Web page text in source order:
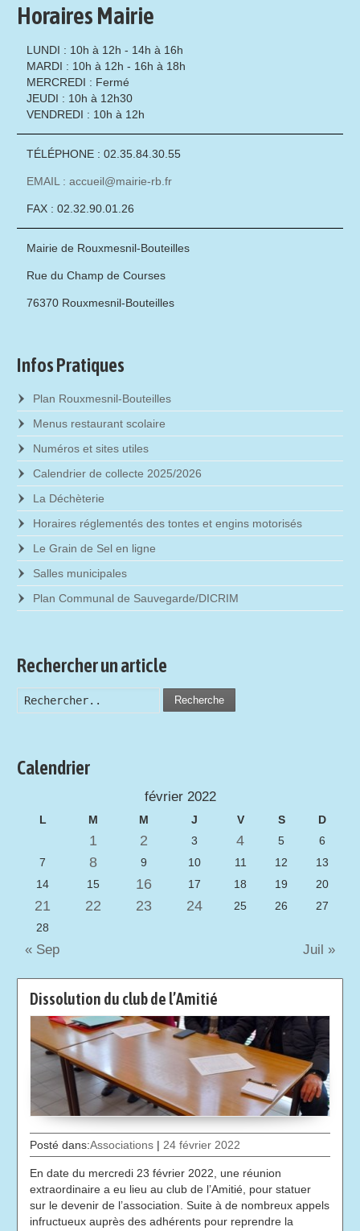
Dissolution du club de l’Amitié
Posté dans:Associations | 24 février 2022
En date du mercredi 23 février 2022, une réunion
extraordinaire a eu lieu au club de l’Amitié, pour statuer
sur le devenir de l’association. Suite à de nombreux appels
infructueux auprès des adhérents pour reprendre la
Horaires Mairie
LUNDI : 10h à 12h - 14h à 16h
MARDI : 10h à 12h - 16h à 18h
MERCREDI : Fermé
JEUDI : 10h à 12h30
VENDREDI : 10h à 12h
TÉLÉPHONE : 02.35.84.30.55
EMAIL : accueil@mairie-rb.fr
FAX : 02.32.90.01.26
Mairie de Rouxmesnil-Bouteilles
Rue du Champ de Courses
76370 Rouxmesnil-Bouteilles
Infos Pratiques
Plan Rouxmesnil-Bouteilles
Menus restaurant scolaire
Numéros et sites utiles
Calendrier de collecte 2025/2026
La Déchèterie
Horaires réglementés des tontes et engins motorisés
Le Grain de Sel en ligne
Salles municipales
Plan Communal de Sauvegarde/DICRIM
Rechercher un article
Recherche
Calendrier
février 2022
L M M J V S D
1 2 3 4 5
6
7
8 9 10 11 12
13
14
15 16 17 18 19 20
21 22 23 24 25 26
27
28
« Sep Juil »